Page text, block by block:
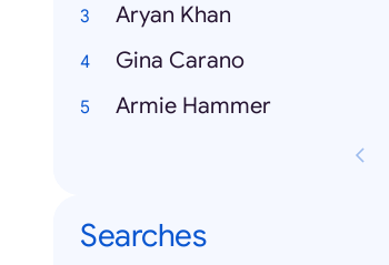
Aryan Khan
Gina Carano
Armie Hammer
Searches